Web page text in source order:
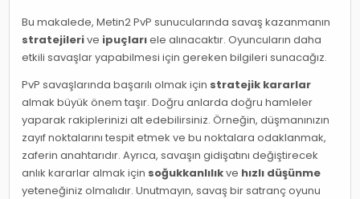
Bu makalede, Metin2 PvP sunucularında savaş kazanmanın
stratejilerive ipuçlarıele alınacaktır. Oyuncuların daha
etkili savaşlar yapabilmesi için gereken bilgileri sunacağız.
PvP savaşlarında başarılı olmak için stratejik kararlar
almak büyük önem taşır. Doğru anlarda doğru hamleler
yaparak rakiplerinizi alt edebilirsiniz. Örneğin, düşmanınızın
zayıf noktalarını tespit etmek ve bu noktalara odaklanmak,
zaferin anahtarıdır. Ayrıca, savaşın gidişatını değiştirecek
anlık kararlar almak için soğukkanlılıkve hızlı düşünme
yeteneğiniz olmalıdır. Unutmayın, savaş bir satranç oyunu